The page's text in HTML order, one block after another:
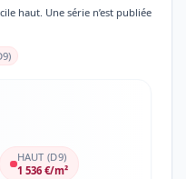
haut. Une série n’est publiée
HAUT (D9)
1 536 €/m²